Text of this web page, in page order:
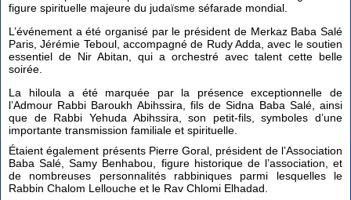
figure spirituelle majeure du judaïsme séfarade mondial.
L’événement a été organisé par le président de Merkaz Baba Salé
Paris, Jérémie Teboul, accompagné de Rudy Adda, avec le soutien
essentiel de Nir Abitan, qui a orchestré avec talent cette belle
soirée.
La hiloula a été marquée par la présence exceptionnelle de
l’Admour Rabbi Baroukh Abihssira, fils de Sidna Baba Salé, ainsi
que de Rabbi Yehuda Abihssira, son petit-fils, symboles d’une
importante transmission familiale et spirituelle.
Étaient également présents Pierre Goral, président de l’Association
Baba Salé, Samy Benhabou, figure historique de l’association, et
de nombreuses personnalités rabbiniques parmi lesquelles le
Rabbin Chalom Lellouche et le Rav Chlomi Elhadad.